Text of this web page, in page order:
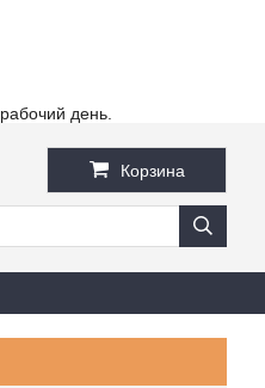
день.
Корзина